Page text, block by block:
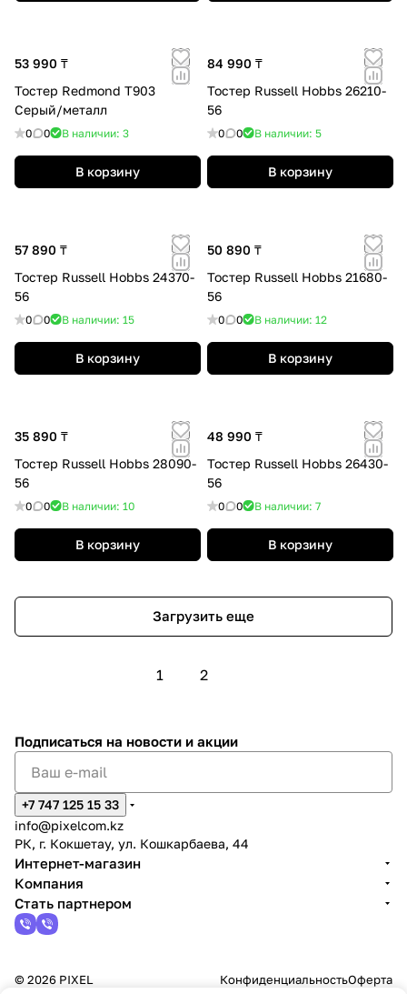
53 990 ₸
Тостер Redmond T903
Серый/металл
0 0 В наличии: 3
В корзину
84 990 ₸
Тостер Russell Hobbs 26210-
56
0 0 В наличии: 5
В корзину
57 890 ₸
Тостер Russell Hobbs 24370-
56
0 0 В наличии: 15
В корзину
50 890 ₸
Тостер Russell Hobbs 21680-
56
0 0 В наличии: 12
В корзину
35 890 ₸
Тостер Russell Hobbs 28090-
56
0 0 В наличии: 10
В корзину
48 990 ₸
Тостер Russell Hobbs 26430-
56
0 0 В наличии: 7
В корзину
Загрузить еще
1 2
Подписаться на новости и акции
+7 747 125 15 33
info@pixelcom.kz
РК, г. Кокшетау, ул. Кошкарбаева, 44
Интернет-магазин
Компания
Стать партнером
© 2026 PIXEL КонфиденциальностьОферта